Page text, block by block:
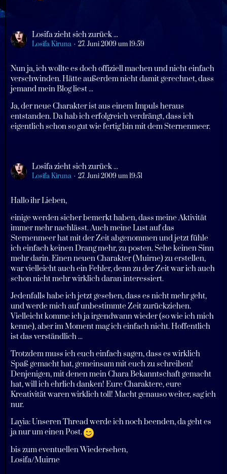
Losifa zieht sich zurück ...
Losifa Kiruna 27. Juni 2009 um 19:59
Nun ja, ich wollte es doch offiziell machen und nicht einfach
verschwinden. Hätte außerdem nicht damit gerechnet, dass
jemand mein Blog liest ...
Ja, der neue Charakter ist aus einem Impuls heraus
entstanden. Da hab ich erfolgreich verdrängt, dass ich
eigentlich schon so gut wie fertig bin mit dem Sternenmeer.
Losifa zieht sich zurück ...
Losifa Kiruna 27. Juni 2009 um 19:51
Hallo ihr Lieben,
einige werden sicher bemerkt haben, dass meine Aktivität
immer mehr nachlässt. Auch meine Lust auf das
Sternenmeer hat mit der Zeit abgenommen und jetzt fühle
ich einfach keinen Drang mehr, zu posten. Sehe keinen Sinn
mehr darin. Einen neuen Charakter (Muirne) zu erstellen,
war vielleicht auch ein Fehler, denn zu der Zeit war ich auch
schon nicht mehr wirklich daran interessiert.
Jedenfalls habe ich jetzt gesehen, dass es nicht mehr geht,
und werde mich auf unbestimmte Zeit zurückziehen.
Vielleicht komme ich ja irgendwann wieder (so wie ich mich
kenne), aber im Moment mag ich einfach nicht. Hoffentlich
ist das verständlich ...
Trotzdem muss ich euch einfach sagen, dass es wirklich
Spaß gemacht hat, gemeinsam mit euch zu schreiben!
Denjenigen, mit denen mein Chara Bekanntschaft gemacht
hat, will ich ehrlich danken! Eure Charaktere, eure
Kreativität waren wirklich toll! Macht genauso weiter, sag ich
nur.
Layia: Unseren Thread werde ich noch beenden, da geht es
ja nur um einen Post.
bis zum eventuellen Wiedersehen,
Losifa/Muirne